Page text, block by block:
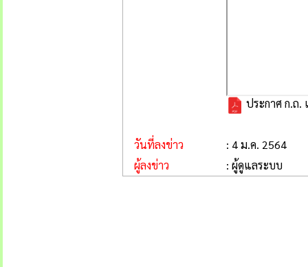
ประกาศ ก.ถ.
วันที่ลงข่าว
: 4 ม.ค. 2564
ผู้ลงข่าว
: ผู้ดูแลระบบ